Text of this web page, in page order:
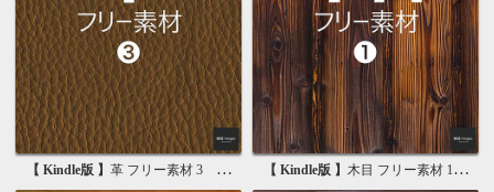
【 Kindle版 】 革 フリー素材 3 無料で使える背景素材集 【 Kindle版 】 木目 フリー素材 1 無料で使える写真素材集